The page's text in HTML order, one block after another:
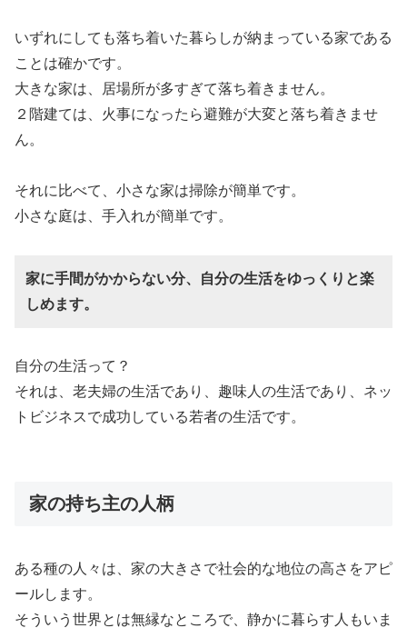
いずれにしても落ち着いた暮らしが納まっている家である
ことは確かです。
大きな家は、居場所が多すぎて落ち着きません。
２階建ては、火事になったら避難が大変と落ち着きませ
ん。
それに比べて、小さな家は掃除が簡単です。
小さな庭は、手入れが簡単です。
家に手間がかからない分、自分の生活をゆっくりと楽
しめます。
自分の生活って？
それは、老夫婦の生活であり、趣味人の生活であり、ネッ
トビジネスで成功している若者の生活です。
家の持ち主の人柄
ある種の人々は、家の大きさで社会的な地位の高さをアピ
ールします。
そういう世界とは無縁なところで、静かに暮らす人もいま